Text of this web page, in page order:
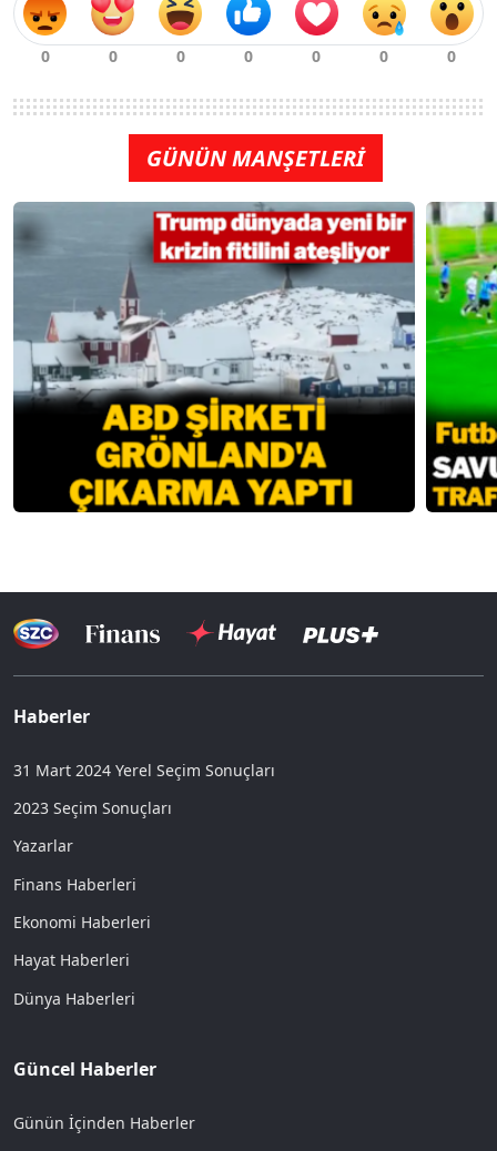
GÜNÜN MANŞETLERİ
Haberler
31 Mart 2024 Yerel Seçim Sonuçları
2023 Seçim Sonuçları
Yazarlar
Finans Haberleri
Ekonomi Haberleri
Hayat Haberleri
Dünya Haberleri
Güncel Haberler
Günün İçinden Haberler